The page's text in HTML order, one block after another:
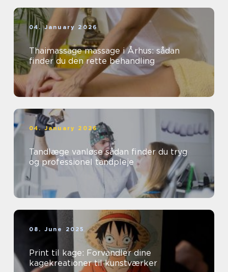
04. January 2026
Thaimassage massage i Århus: sådan
finder du den rette behandling
04. January 2026
Tandlæge vanløse sådan finder du tryg
og professionel tandpleje
08. June 2025
Print til kage: Forvandler dine
kagekreationer til kunstværker